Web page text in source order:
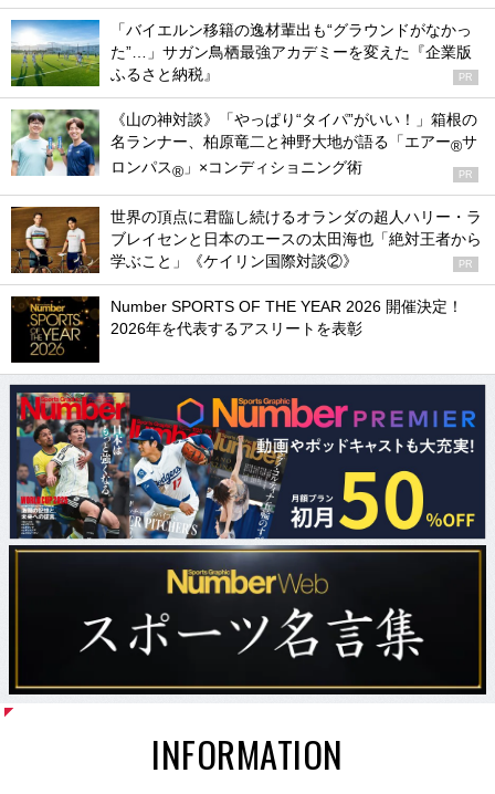
「バイエルン移籍の逸材輩出も“グラウンドがなかっ
た”…」サガン鳥栖最強アカデミーを変えた『企業版
ふるさと納税』
PR
《山の神対談》「やっぱり“タイパ”がいい！」箱根の
名ランナー、柏原竜二と神野大地が語る「エアー®サ
ロンパス® 」×コンディショニング術 PR
世界の頂点に君臨し続けるオランダの超人ハリー・ラ
ブレイセンと日本のエースの太田海也「絶対王者から
学ぶこと」《ケイリン国際対談②》
PR
Number SPORTS OF THE YEAR 2026 開催決定！
2026年を代表するアスリートを表彰
INFORMATION